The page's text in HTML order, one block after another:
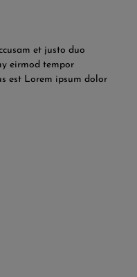
et justo duo
eirmod tempor
est Lorem ipsum dolor